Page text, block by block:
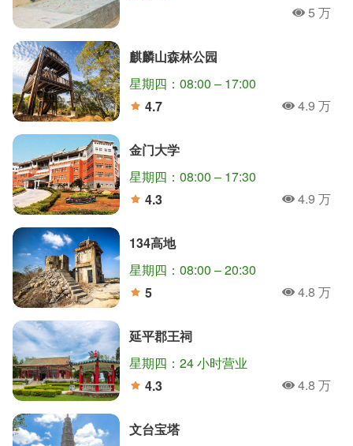
人氣5 万
麒麟山森林公园
星期四：08:00 – 17:00
4.7
人氣4.9 万
金门大学
星期四：08:00 – 17:30
4.3
人氣4.9 万
134高地
星期四：08:00 – 20:30
5
人氣4.8 万
延平郡王祠
星期四：24 小时营业
4.3
人氣4.8 万
文台宝塔